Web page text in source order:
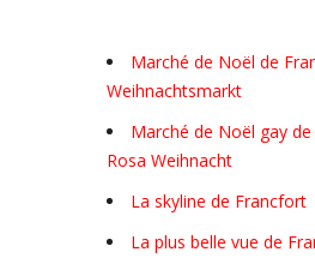
Marché de Noël de
Weihnachtsmarkt
Marché de Noël gay
Rosa Weihnacht
La skyline de Francfort
La plus belle vue de